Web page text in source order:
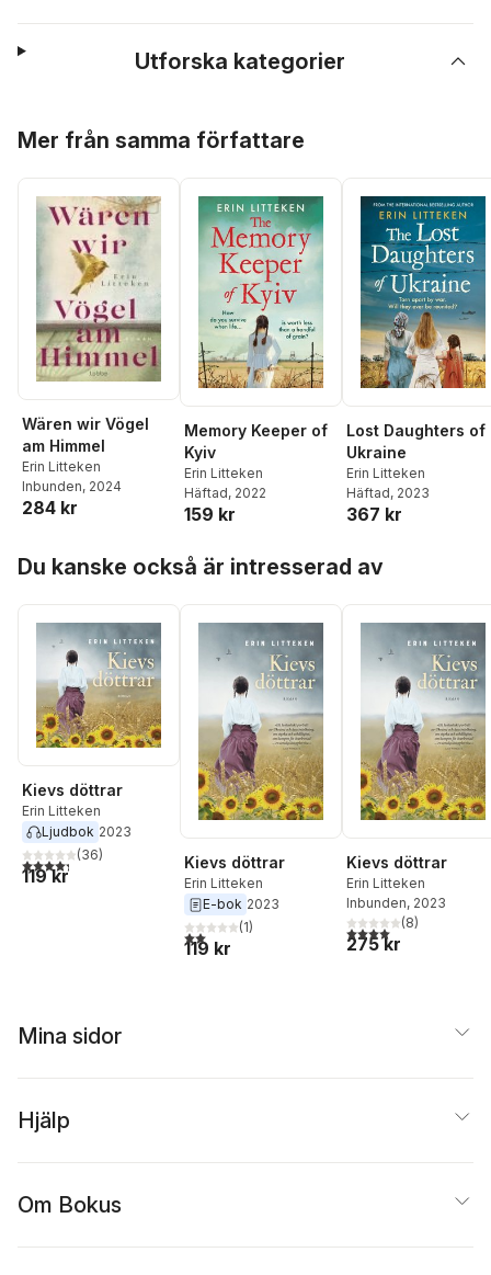
Utforska kategorier
Mer från samma författare
Wären wir Vögel
am Himmel
Erin Litteken
Inbunden, 2024
284 kr
Memory Keeper of
Kyiv
Erin Litteken
Häftad, 2022
159 kr
Lost Daughters of
Ukraine
Erin Litteken
Häftad, 2023
367 kr
Du kanske också är intresserad av
Kievs döttrar
Erin Litteken
Ljudbok 2023
4,3utav 5 stjärnor. Totalt antal röster:
(36)
119 kr
Kievs döttrar
Erin Litteken
E-bok 2023
2,0utav 5 stjärnor. Totalt antal röster:
(1)
119 kr
Kievs döttrar
Erin Litteken
Inbunden, 2023
4,0utav 5 stjärnor.
(8)
275 kr
Mina sidor
Hjälp
Om Bokus